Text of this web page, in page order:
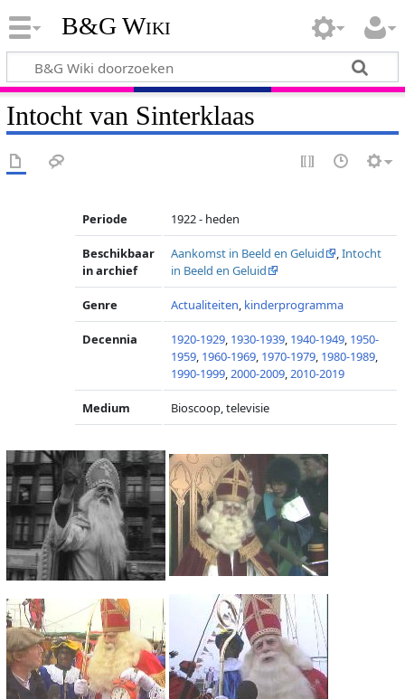
B&G Wiki
Intocht van Sinterklaas
Periode 1922 - heden
Beschikbaar
in archief
Aankomst in Beeld en Geluid ,Intocht
in Beeld en Geluid
Genre Actualiteiten, kinderprogramma
Decennia 1920-1929, 1930-1939, 1940-1949, 1950-
1959, 1960-1969, 1970-1979, 1980-1989,
1990-1999,2000-2009,2010-2019
Medium Bioscoop, televisie